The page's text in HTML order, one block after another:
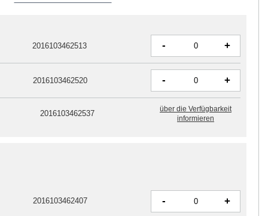
2016103462407 - +
2016103462513 - +
2016103462520 - +
2016103462537
über die Verfügbarkeit
informieren